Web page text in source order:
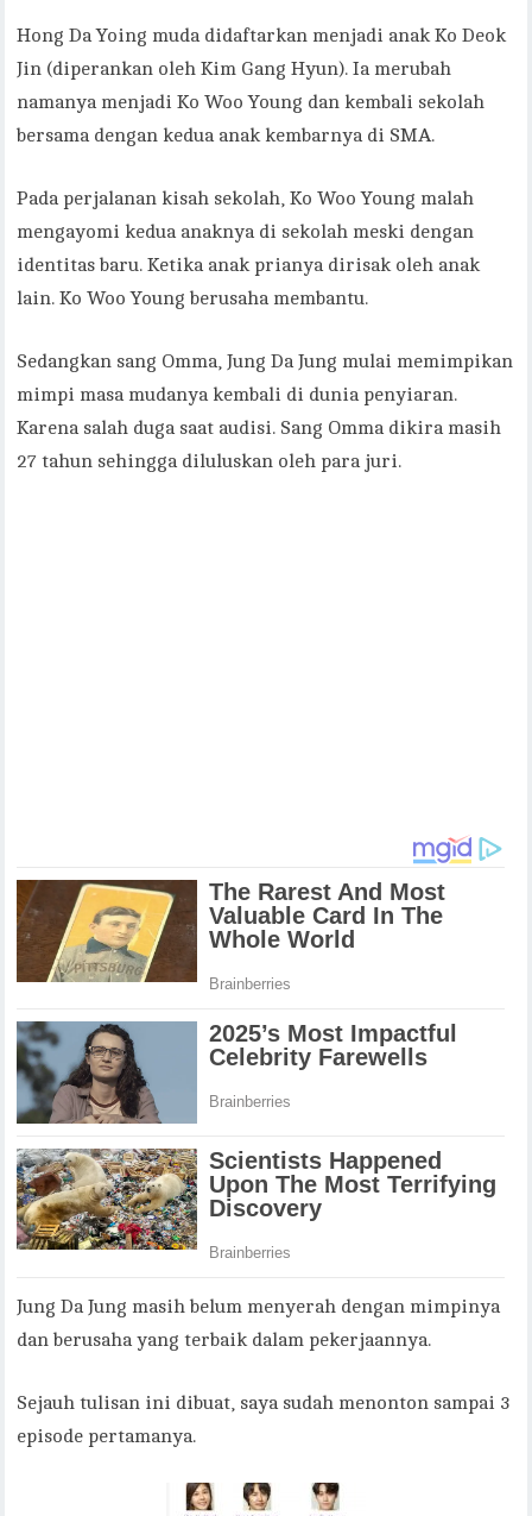
Hong Da Yoing muda didaftarkan menjadi anak Ko Deok
Jin (diperankan oleh Kim Gang Hyun). Ia merubah
namanya menjadi Ko Woo Young dan kembali sekolah
bersama dengan kedua anak kembarnya di SMA.
Pada perjalanan kisah sekolah, Ko Woo Young malah
mengayomi kedua anaknya di sekolah meski dengan
identitas baru. Ketika anak prianya dirisak oleh anak
lain. Ko Woo Young berusaha membantu.
Sedangkan sang Omma, Jung Da Jung mulai memimpikan
mimpi masa mudanya kembali di dunia penyiaran.
Karena salah duga saat audisi. Sang Omma dikira masih
27 tahun sehingga diluluskan oleh para juri.
Jung Da Jung masih belum menyerah dengan mimpinya
dan berusaha yang terbaik dalam pekerjaannya.
Sejauh tulisan ini dibuat, saya sudah menonton sampai 3
episode pertamanya.